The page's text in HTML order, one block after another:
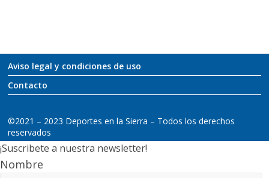
Aviso legal y condiciones de uso
Contacto
©2021 – 2023 Deportes en la Sierra – Todos los derechos
reservados
¡Suscribete a nuestra newsletter!
Nombre